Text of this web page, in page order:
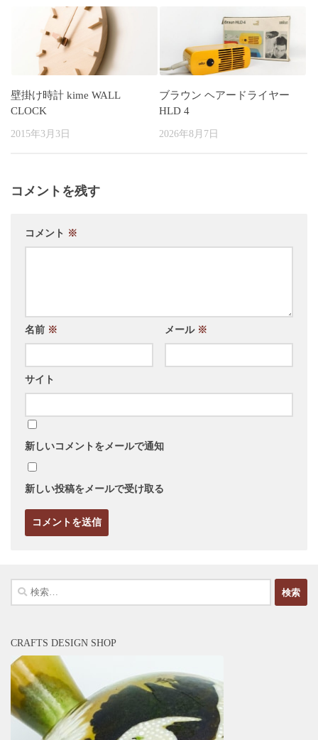
壁掛け時計 kime WALL
CLOCK
2015年3月3日
ブラウン ヘアードライヤー
HLD 4
2026年8月7日
コメントを残す
コメント ※
名前 ※ メール ※
サイト
新しいコメントをメールで通知
新しい投稿をメールで受け取る
検
索:
CRAFTS DESIGN SHOP